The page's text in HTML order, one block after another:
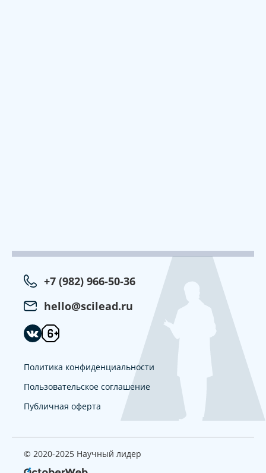
+7 (982) 966-50-36
hello@scilead.ru
Политика конфиденциальности
Пользовательское соглашение
Публичная оферта
© 2020-2025 Научный лидер